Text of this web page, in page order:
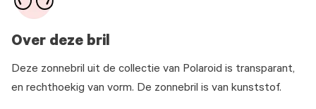
Over deze bril
Deze zonnebril uit de collectie van Polaroid is transparant,
en rechthoekig van vorm. De zonnebril is van kunststof.